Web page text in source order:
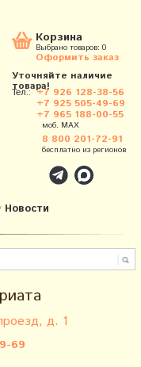
Корзина
Выбрано товаров: 0
Оформить заказ
Уточняйте наличие
товара!
Тел.: +7 926 128-38-56
+7 925 505-49-69
+7 965 188-00-55
моб. MAX
8 800 201-72-91
бесплатно из регионов
Новости
д. 1
69